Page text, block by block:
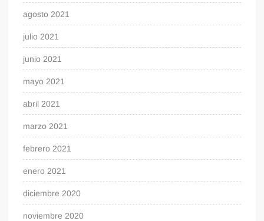
agosto 2021
julio 2021
junio 2021
mayo 2021
abril 2021
marzo 2021
febrero 2021
enero 2021
diciembre 2020
noviembre 2020